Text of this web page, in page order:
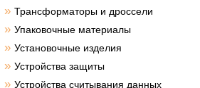
» Трансформаторы и дроссели
» Упаковочные материалы
» Установочные изделия
» Устройства защиты
» Устройства считывания данных